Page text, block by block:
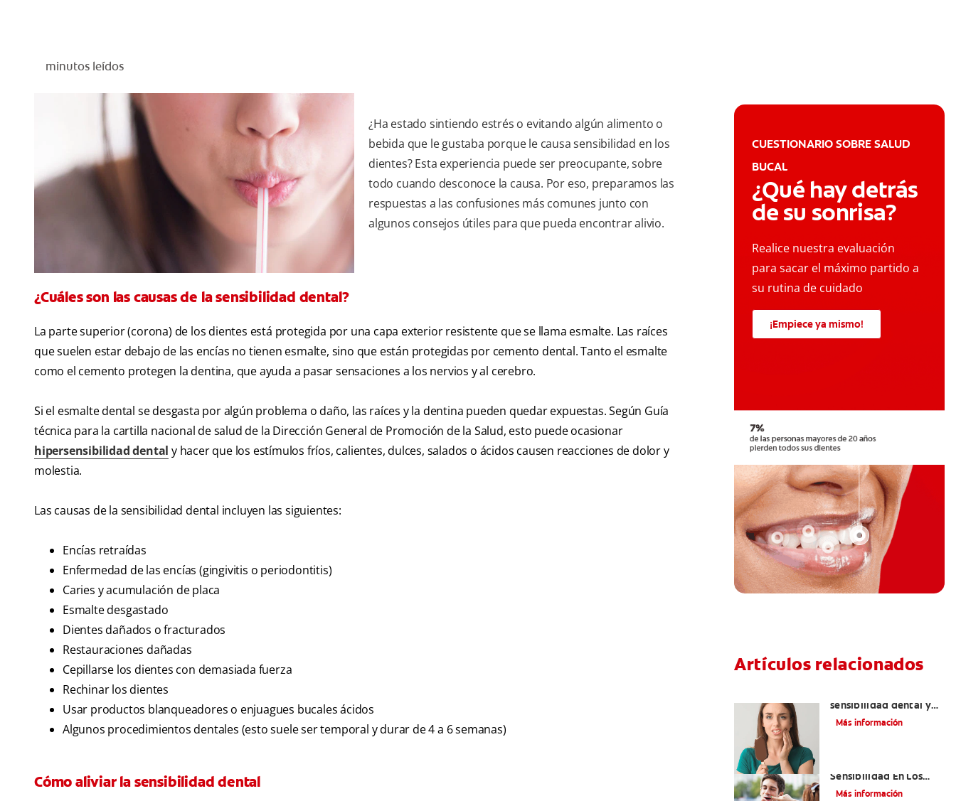
minutos leídos
¿Ha estado sintiendo estrés o evitando algún alimento o
bebida que le gustaba porque le causa sensibilidad en los
dientes? Esta experiencia puede ser preocupante, sobre
todo cuando desconoce la causa. Por eso, preparamos las
respuestas a las confusiones más comunes junto con
algunos consejos útiles para que pueda encontrar alivio.
¿Cuáles son las causas de la sensibilidad dental?
La parte superior (corona) de los dientes está protegida por una capa exterior resistente que se llama esmalte. Las raíces
que suelen estar debajo de las encías no tienen esmalte, sino que están protegidas por cemento dental. Tanto el esmalte
como el cemento protegen la dentina, que ayuda a pasar sensaciones a los nervios y al cerebro.
Si el esmalte dental se desgasta por algún problema o daño, las raíces y la dentina pueden quedar expuestas. Según Guía
técnica para la cartilla nacional de salud de la Dirección General de Promoción de la Salud, esto puede ocasionar
hipersensibilidad dental y hacer que los estímulos fríos, calientes, dulces, salados o ácidos causen reacciones de dolor y
molestia.
Las causas de la sensibilidad dental incluyen las siguientes:
Encías retraídas
Enfermedad de las encías (gingivitis o periodontitis)
Caries y acumulación de placa
Esmalte desgastado
Dientes dañados o fracturados
Restauraciones dañadas
Cepillarse los dientes con demasiada fuerza
Rechinar los dientes
Usar productos blanqueadores o enjuagues bucales ácidos
Algunos procedimientos dentales (esto suele ser temporal y durar de 4 a 6 semanas)
Cómo aliviar la sensibilidad dental
CUESTIONARIO SOBRE SALUD
BUCAL
¿Qué hay detrás
de su sonrisa?
Realice nuestra evaluación
para sacar el máximo partido a
su rutina de cuidado
¡Empiece ya mismo!
Artículos relacionados
sensibilidad dental y
cómo tratarla
Más información
Sensibilidad En Los
Dientes?
Más información